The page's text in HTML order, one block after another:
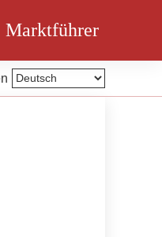
Marktführer